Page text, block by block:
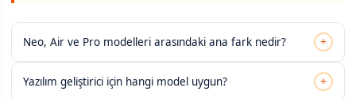
Neo, Air ve Pro modelleri arasındaki ana fark nedir? +
Yazılım geliştirici için hangi model uygun? +